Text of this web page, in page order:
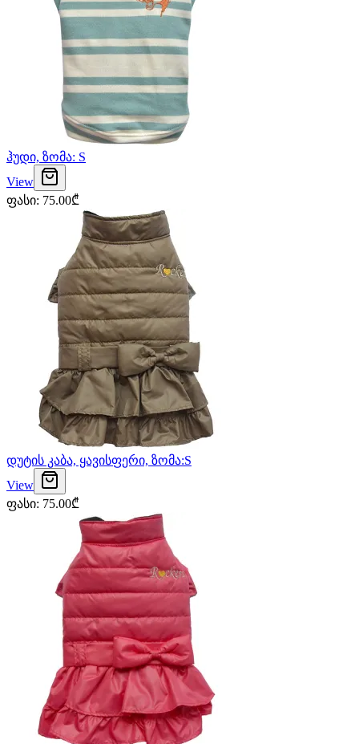
ჰუდი, ზომა: S
View
ფასი: 75.00₾
დუტის კაბა, ყავისფერი, ზომა:S
View
ფასი: 75.00₾